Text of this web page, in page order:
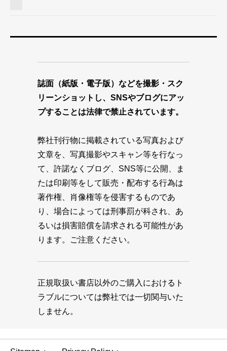
誌面（紙版・電子版）などを撮影・スク
リーンショットし、SNSやブログにアッ
プすることは法律で禁止されています。
弊社刊行物に掲載されている写真および
文章を、写真撮影やスキャン等を行なっ
て、許諾なくブログ、SNS等に公開、ま
たは印刷等をして販売・配布する行為は
著作権、肖像権等を侵害するものであ
り、場合によっては刑事罰が科され、あ
るいは損害賠償を請求される可能性があ
ります。ご注意ください。
正規取扱い書店以外のご購入におけるト
ラブルについては弊社では一切関与いた
しません。